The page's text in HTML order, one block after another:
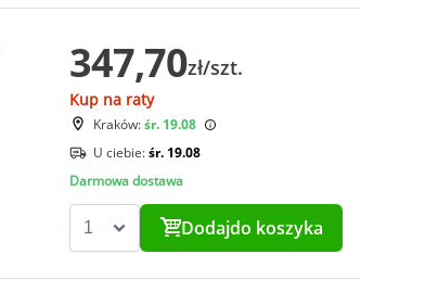
347,70zł/szt.
Kup na raty
Kraków:śr. 19.08
U ciebie:śr. 19.08
Darmowa dostawa
Dodajdo koszyka